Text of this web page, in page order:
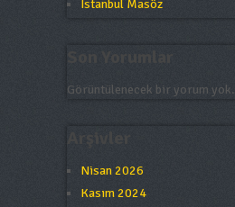
Istanbul Masöz
Görüntülenecek bir yorum yok.
Nisan 2026
Kasım 2024